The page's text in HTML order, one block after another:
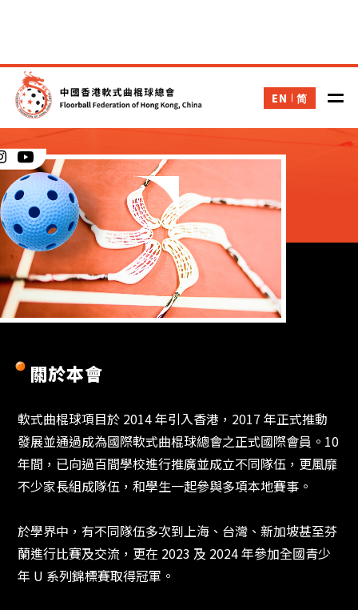
EN 简
抱負與使命
關於本會
軟式曲棍球項目於 2014 年引入香港，2017 年正式推動
發展並通過成為國際軟式曲棍球總會之正式國際會員。10
年間，已向過百間學校進行推廣並成立不同隊伍，更風靡
不少家長組成隊伍，和學生一起參與多項本地賽事。
於學界中，有不同隊伍多次到上海、台灣、新加坡甚至芬
蘭進行比賽及交流，更在 2023 及 2024 年參加全國青少
年 U 系列錦標賽取得冠軍。